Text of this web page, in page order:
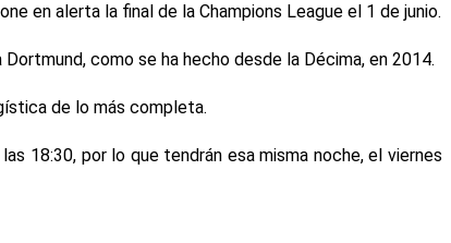
en alerta la final de la Champions League el 1 de junio.
como se ha hecho desde la Décima, en 2014.
de lo más completa.
18:30, por lo que tendrán esa misma noche, el viernes